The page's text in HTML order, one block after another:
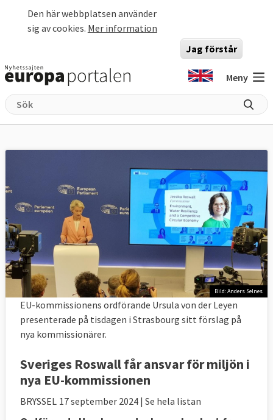
Den här webbplatsen använder
sig av cookies. Mer information
Jag förstår
Meny
Bild: Anders Selnes
EU-kommissionens ordförande Ursula von der Leyen
presenterade på tisdagen i Strasbourg sitt förslag på
nya kommissionärer.
Sveriges Roswall får ansvar för miljön i
nya EU-kommissionen
BRYSSEL 17 september 2024 | Se hela listan